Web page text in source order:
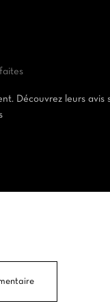
Découvrez leurs avis